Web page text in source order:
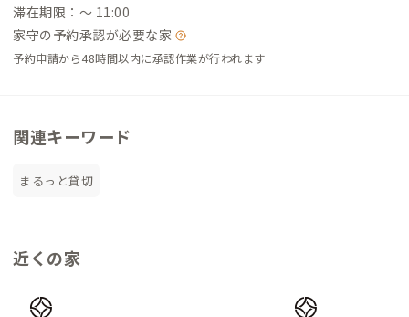
滞在期限：〜 11:00
家守の予約承認が必要な家
予約申請から48時間以内に承認作業が行われます
関連キーワード
まるっと貸切
近くの家